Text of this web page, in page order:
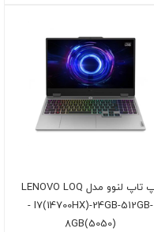
لپ تاپ لنوو مدل LENOVO LOQ
- I7(14700HX)-24GB-512GB-
8GB(5050)